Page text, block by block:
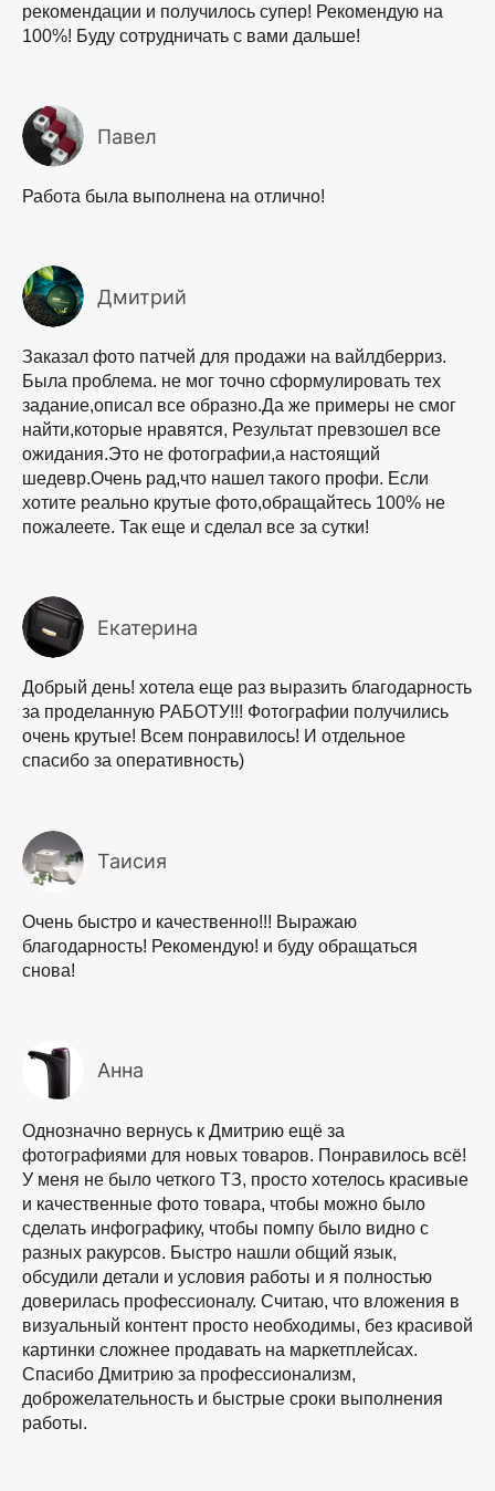
рекомендации и получилось супер! Рекомендую на
100%! Буду сотрудничать с вами дальше!
Павел
Работа была выполнена на отлично!
Дмитрий
Заказал фото патчей для продажи на вайлдберриз.
Была проблема. не мог точно сформулировать тех
задание,описал все образно.Да же примеры не смог
найти,которые нравятся, Результат превзошел все
ожидания.Это не фотографии,а настоящий
шедевр.Очень рад,что нашел такого профи. Если
хотите реально крутые фото,обращайтесь 100% не
пожалеете. Так еще и сделал все за сутки!
Екатерина
Добрый день! хотела еще раз выразить благодарность
за проделанную РАБОТУ!!! Фотографии получились
очень крутые! Всем понравилось! И отдельное
спасибо за оперативность)
Таисия
Очень быстро и качественно!!! Выражаю
благодарность! Рекомендую! и буду обращаться
снова!
Анна
Однозначно вернусь к Дмитрию ещё за
фотографиями для новых товаров. Понравилось всё!
У меня не было четкого ТЗ, просто хотелось красивые
и качественные фото товара, чтобы можно было
сделать инфографику, чтобы помпу было видно с
разных ракурсов. Быстро нашли общий язык,
обсудили детали и условия работы и я полностью
доверилась профессионалу. Считаю, что вложения в
визуальный контент просто необходимы, без красивой
картинки сложнее продавать на маркетплейсах.
Спасибо Дмитрию за профессионализм,
доброжелательность и быстрые сроки выполнения
работы.